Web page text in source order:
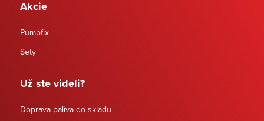
Akcie
Pumpfix
Sety
Už ste videli?
Doprava paliva do skladu